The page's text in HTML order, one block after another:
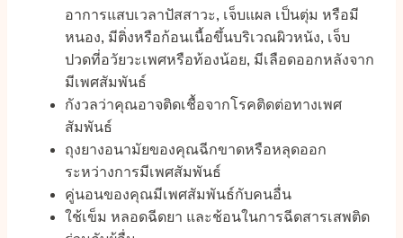
อาการแสบเวลาปัสสาวะ, เจ็บแผล เป็นตุ่ม หรือมี
หนอง, มีติ่งหรือก้อนเนื้อขึ้นบริเวณผิวหนัง, เจ็บ
ปวดที่อวัยวะเพศหรือท้องน้อย, มีเลือดออกหลังจาก
มีเพศสัมพันธ์
กังวลว่าคุณอาจติดเชื้อจากโรคติดต่อทางเพศ
สัมพันธ์
ถุงยางอนามัยของคุณฉีกขาดหรือหลุดออก
ระหว่างการมีเพศสัมพันธ์
คู่นอนของคุณมีเพศสัมพันธ์กับคนอื่น
ใช้เข็ม หลอดฉีดยา และช้อนในการฉีดสารเสพติด